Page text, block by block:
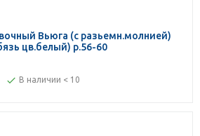
Вьюга (с разьемн.молнией)
цв.белый) р.56-60
В наличии < 10